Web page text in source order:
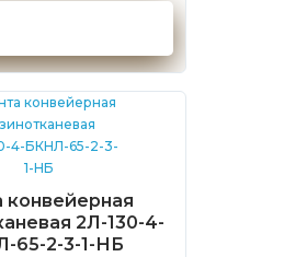
конвейерная
2Л-130-4-
65-2-3-1-НБ